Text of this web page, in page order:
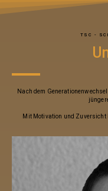
TSC -
Nach dem
Mit Motivation und Zuversicht